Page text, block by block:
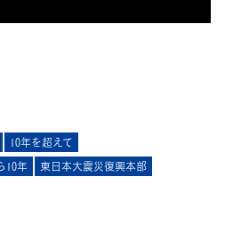
10年を超えて
10年
東日本大震災復興本部